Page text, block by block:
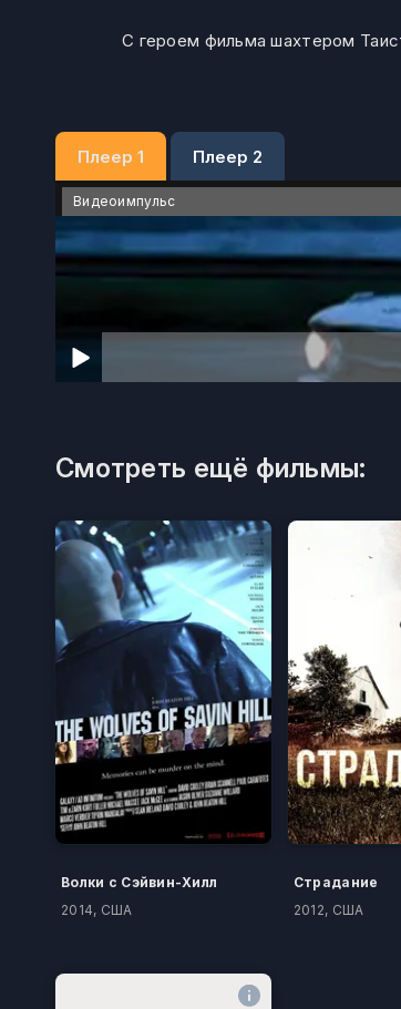
С героем фильма шахтером
Плеер 1 Плеер 2
Видеоимпульс
Смотреть ещё фильмы:
Волки с Сэйвин-Хилл
2014, США
Страдание
2012, США